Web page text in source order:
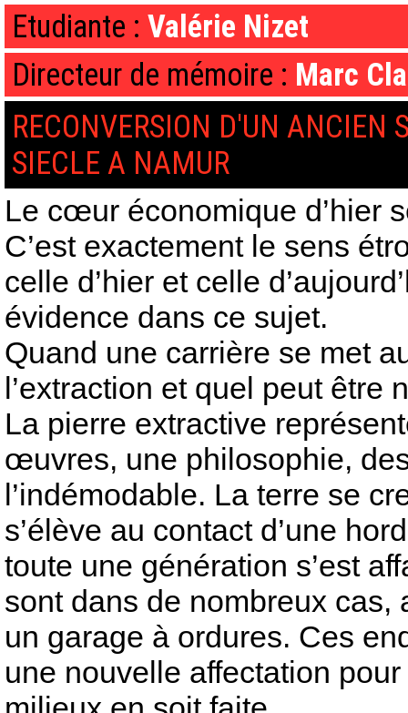
Etudiante : Valérie Nizet
Directeur de mémoire : Marc
RECONVERSION D'UN ANCIEN
SIECLE A NAMUR
Le cœur économique d’hier
C’est exactement le sens
celle d’hier et celle
évidence dans ce sujet.
Quand une carrière se met
l’extraction et quel peut être
La pierre extractive
œuvres, une philosophie,
l’indémodable. La terre se
s’élève au contact d’une
toute une génération s’est
sont dans de nombreux cas,
un garage à ordures. Ces
une nouvelle affectation